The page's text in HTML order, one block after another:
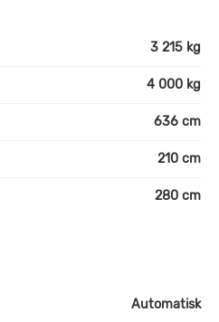
3 215 kg
4 000 kg
636 cm
210 cm
280 cm
Automatisk